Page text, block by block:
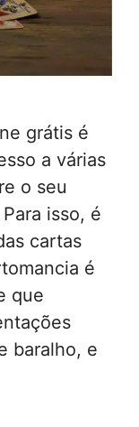
grátis é
a várias
o seu
isso, é
cartas
é
que
baralho, e